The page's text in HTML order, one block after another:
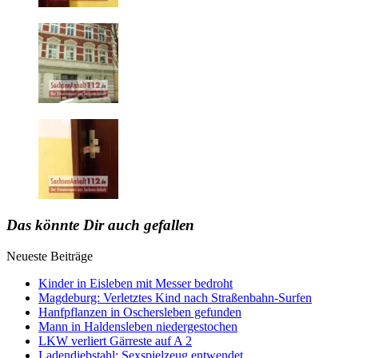
Das könnte Dir auch gefallen
Neueste Beiträge
Kinder in Eisleben mit Messer bedroht
Magdeburg: Verletztes Kind nach Straßenbahn-Surfen
Hanfpflanzen in Oschersleben gefunden
Mann in Haldensleben niedergestochen
LKW verliert Gärreste auf A 2